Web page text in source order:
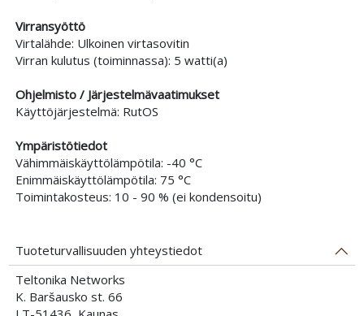
Virransyöttö
Virtalähde: Ulkoinen virtasovitin
Virran kulutus (toiminnassa): 5 watti(a)
Ohjelmisto / Järjestelmävaatimukset
Käyttöjärjestelmä: RutOS
Ympäristötiedot
Vähimmäiskäyttölämpötila: -40 °C
Enimmäiskäyttölämpötila: 75 °C
Toimintakosteus: 10 - 90 % (ei kondensoitu)
Tuoteturvallisuuden yhteystiedot
Teltonika Networks
K. Baršausko st. 66
LT-51436, Kaunas